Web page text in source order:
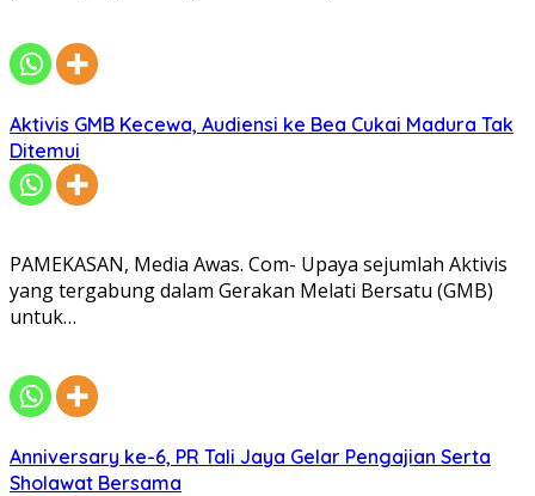
Aktivis GMB Kecewa, Audiensi ke Bea Cukai Madura Tak
Ditemui
PAMEKASAN, Media Awas. Com- Upaya sejumlah Aktivis
yang tergabung dalam Gerakan Melati Bersatu (GMB)
untuk…
Anniversary ke-6, PR Tali Jaya Gelar Pengajian Serta
Sholawat Bersama